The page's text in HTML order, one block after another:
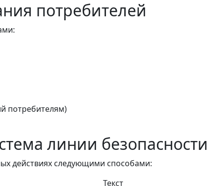
потребителей
потребителям)
линии безопасности
действиях следующими способами:
Текст